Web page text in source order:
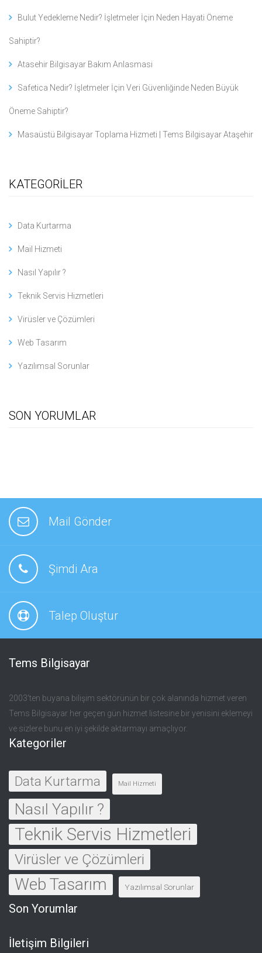
Bulut Yedekleme Nedir? İşletmeler İçin Neden Hayati Öneme
Sahiptir?
Atasehir Bilgisayar Bakım Anlasmasi
Safetica Nedir? İşletmeler İçin Veri Güvenliğinde Neden Büyük
Öneme Sahiptir?
Masaüstü Bilgisayar Toplama Hizmeti | Tems Bilgisayar Ataşehir
KATEGORİLER
Data Kurtarma
Mail Hizmeti
Nasıl Yapılır ?
Teknik Servis Hizmetleri
Virüsler ve Çözümleri
Web Tasarım
Yazılımsal Sorunlar
SON YORUMLAR
Mail Gönder
Şimdi Ara
Talep Oluştur
Tems Bilgisayar
2003’ten buyana bilişim sektörünün bir çok alanında hizmet veren
Tems Bilgisayar her geçen gün hizmet listesine bir yenisini eklemeyi
ve sizlere bunu en iyi şekilde aktarmayı amaçlıyor.
Kategoriler
Data Kurtarma Mail Hizmeti
Nasıl Yapılır ?
Teknik Servis Hizmetleri
Virüsler ve Çözümleri
Web Tasarım Yazılımsal Sorunlar
Son Yorumlar
İletişim Bilgileri